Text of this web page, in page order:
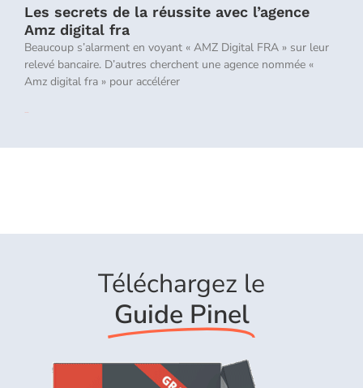
Les secrets de la réussite avec l’agence
Amz digital fra
Beaucoup s’alarment en voyant « AMZ Digital FRA » sur leur
relevé bancaire. D’autres cherchent une agence nommée «
Amz digital fra » pour accélérer
Téléchargez le
Guide Pinel